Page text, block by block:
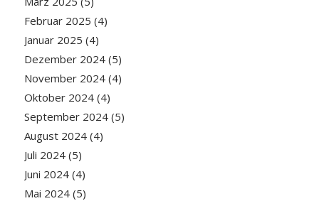
Februar 2025 (4)
Januar 2025 (4)
Dezember 2024(5)
November 2024(4)
Oktober 2024(4)
September 2024(5)
August 2024(4)
Juli 2024(5)
Juni 2024(4)
Mai 2024(5)